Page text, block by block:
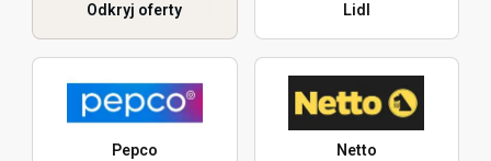
Odkryj oferty Lidl
Pepco Netto